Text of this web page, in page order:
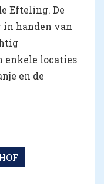
Efteling. De
in handen van
enkele locaties
en de